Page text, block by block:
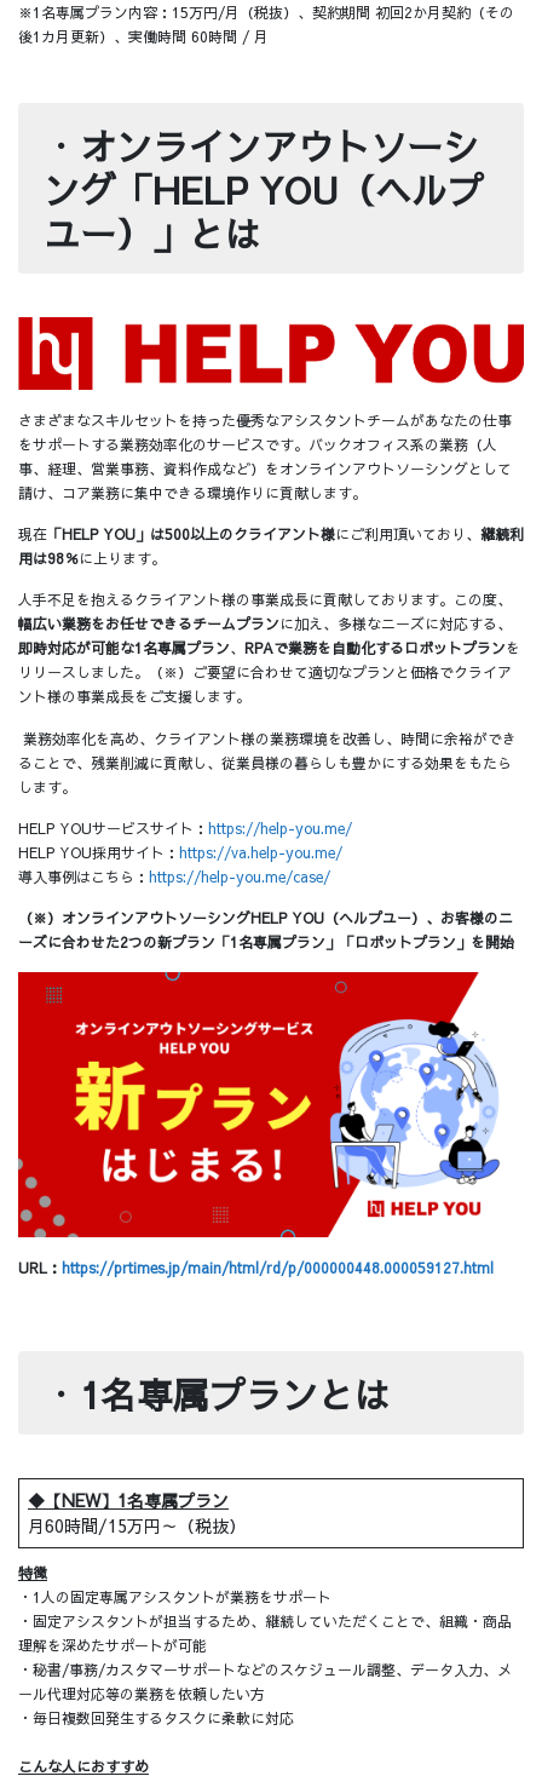
※1名専属プラン内容：15万円/月（税抜）、契約期間 初回2か月契約（その
後1カ月更新）、実働時間 60時間 / 月
・ オンラインアウトソーシ
ング「HELP YOU（ヘルプ
ユー）」とは
さまざまなスキルセットを持った優秀なアシスタントチームがあなたの仕事
をサポートする業務効率化のサービスです。バックオフィス系の業務（人
事、経理、営業事務、資料作成など）をオンラインアウトソーシングとして
請け、コア業務に集中できる環境作りに貢献します。
現在 「HELP YOU」は500以上のクライアント様にご利用頂いており、 継続利
用は98％に上ります。
人手不足を抱えるクライアント様の事業成長に貢献しております。この度、
幅広い業務をお任せできるチームプランに加え、多様なニーズに対応する、
即時対応が可能な1名専属プラン、 RPAで業務を自動化するロボットプランを
リリースしました。（※）ご要望に合わせて適切なプランと価格でクライア
ント様の事業成長をご支援します。
業務効率化を高め、クライアント様の業務環境を改善し、時間に余裕ができ
ることで、残業削減に貢献し、従業員様の暮らしも豊かにする効果をもたら
します。
HELP YOUサービスサイト： https://help-you.me/
HELP YOU採用サイト： https://va.help-you.me/
導入事例はこちら： https://help-you.me/case/
（※）オンラインアウトソーシングHELP YOU（ヘルプユー）、お客様のニ
ーズに合わせた2つの新プラン「1名専属プラン」「ロボットプラン」を開始
URL： https://prtimes.jp/main/html/rd/p/000000448.000059127.html
・ 1名専属プランとは
◆【NEW】1名専属プラン
月60時間/15万円～（税抜）
特徴
・1人の固定専属アシスタントが業務をサポート
・固定アシスタントが担当するため、継続していただくことで、組織・商品
理解を深めたサポートが可能
・秘書/事務/カスタマーサポートなどのスケジュール調整、データ入力、メ
ール代理対応等の業務を依頼したい方
・毎日複数回発生するタスクに柔軟に対応
こんな人におすすめ